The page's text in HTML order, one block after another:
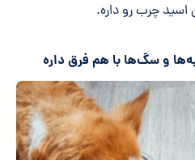
اسید چرب رو داره.